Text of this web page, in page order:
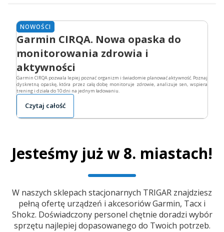
NOWOŚCI
Garmin CIRQA. Nowa opaska do
monitorowania zdrowia i
aktywności
Garmin CIRQA pozwala lepiej poznać organizm i świadomie planować aktywność. Poznaj
dyskretną opaskę, która przez całą dobę monitoruje zdrowie, analizuje sen, wspiera
trening i działa do 10 dni na jednym ładowaniu.
Czytaj całość
Jesteśmy już w 8. miastach!
W naszych sklepach stacjonarnych TRIGAR znajdziesz
pełną ofertę urządzeń i akcesoriów Garmin, Tacx i
Shokz. Doświadczony personel chętnie doradzi wybór
sprzętu najlepiej dopasowanego do Twoich potrzeb.